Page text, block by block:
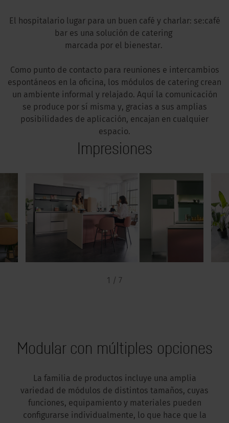
El hospitalario lugar para un buen café y charlar: se:café
bar es una solución de catering
marcada por el bienestar.
Como punto de contacto para reuniones e intercambios
espontáneos en la oficina, los módulos de catering crean
un ambiente informal y relajado. Aquí la comunicación
se produce por sí misma y, gracias a sus amplias
posibilidades de aplicación, encajan en cualquier
espacio.
Impresiones
1 / 7
Modular con múltiples opciones
La familia de productos incluye una amplia
variedad de módulos de distintos tamaños, cuyas
funciones, equipamiento y materiales pueden
configurarse individualmente, lo que hace que la